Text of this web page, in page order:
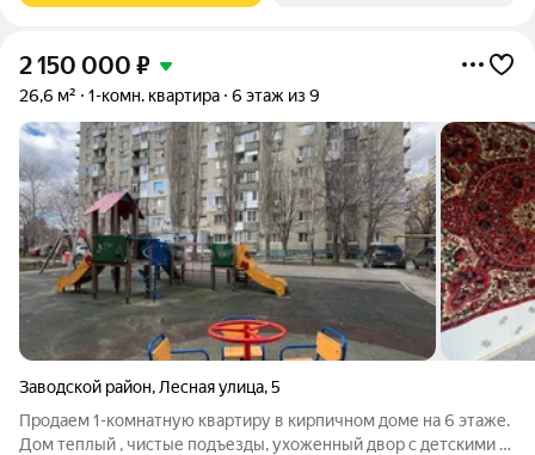
2 150 000 ₽
26,6 м² 1-комн. квартира 6 этаж из 9
Заводской район, Лесная улица,5
Продаем 1-комнатную квартиру в кирпичном доме на 6 этаже.
Дом теплый , чистые подъезды, ухоженный двор с детскими и